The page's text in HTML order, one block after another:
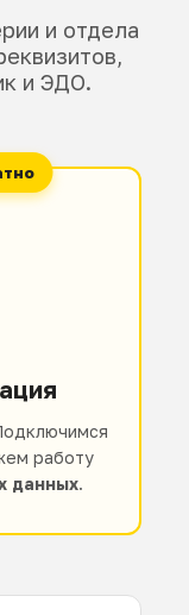
и отдела
и ЭДО.
работу
данных.